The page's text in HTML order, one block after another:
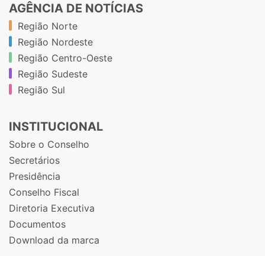
AGÊNCIA DE NOTÍCIAS
Região Norte
Região Nordeste
Região Centro-Oeste
Região Sudeste
Região Sul
INSTITUCIONAL
Sobre o Conselho
Secretários
Presidência
Conselho Fiscal
Diretoria Executiva
Documentos
Download da marca